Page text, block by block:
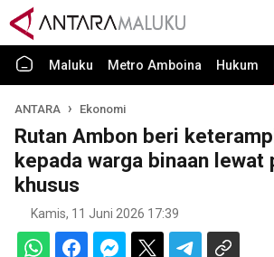
Maluku Metro Amboina Hukum
ANTARA Ekonomi
Rutan Ambon beri
kepada warga binaan lewat
khusus
Kamis, 11 Juni 2026 17:39